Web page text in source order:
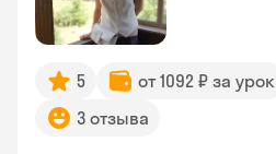
5 от 1092 ₽ за урок
3 отзыва